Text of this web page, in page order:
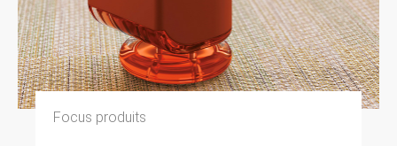
Focus produits